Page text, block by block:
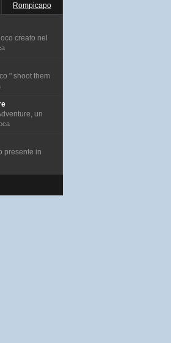
Rompicapo
creato nel
" shoot them
un
presente in